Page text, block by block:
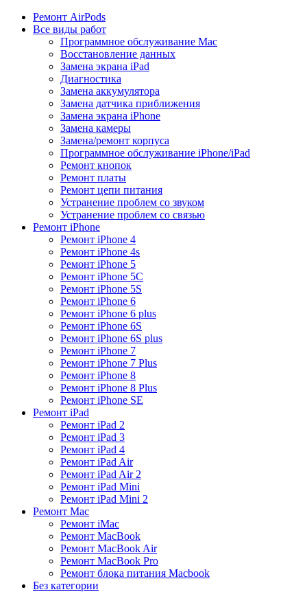
Ремонт AirPods
Все виды работ
Программное обслуживание Mac
Восстановление данных
Замена экрана iPad
Диагностика
Замена аккумулятора
Замена датчика приближения
Замена экрана iPhone
Замена камеры
Замена/ремонт корпуса
Программное обслуживание iPhone/iPad
Ремонт кнопок
Ремонт платы
Ремонт цепи питания
Устранение проблем со звуком
Устранение проблем со связью
Ремонт iPhone
Ремонт iPhone 4
Ремонт iPhone 4s
Ремонт iPhone 5
Ремонт iPhone 5C
Ремонт iPhone 5S
Ремонт iPhone 6
Ремонт iPhone 6 plus
Ремонт iPhone 6S
Ремонт iPhone 6S plus
Ремонт iPhone 7
Ремонт iPhone 7 Plus
Ремонт iPhone 8
Ремонт iPhone 8 Plus
Ремонт iPhone SE
Ремонт iPad
Ремонт iPad 2
Ремонт iPad 3
Ремонт iPad 4
Ремонт iPad Air
Ремонт iPad Air 2
Ремонт iPad Mini
Ремонт iPad Mini 2
Ремонт Mac
Ремонт iMac
Ремонт MacBook
Ремонт MacBook Air
Ремонт MacBook Pro
Ремонт блока питания Macbook
Без категории